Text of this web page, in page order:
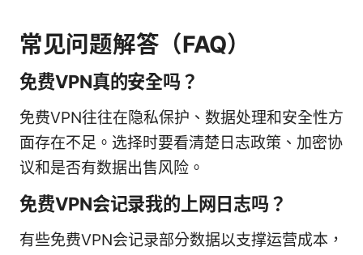
常见问题解答（FAQ）
免费VPN真的安全吗？
免费VPN往往在隐私保护、数据处理和安全性方
面存在不足。选择时要看清楚日志政策、加密协
议和是否有数据出售风险。
免费VPN会记录我的上网日志吗？
有些免费VPN会记录部分数据以支撑运营成本，